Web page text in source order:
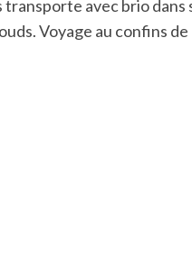
transporte avec brio
Voyage au confins